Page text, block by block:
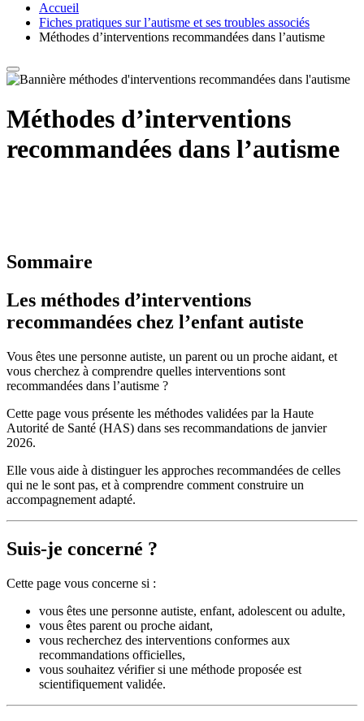
Accueil
Fiches pratiques sur l’autisme et ses troubles associés
Méthodes d’interventions recommandées dans l’autisme
Méthodes d’interventions
recommandées dans l’autisme
Sommaire
Les méthodes d’interventions
recommandées chez l’enfant autiste
Vous êtes une personne autiste, un parent ou un proche aidant, et
vous cherchez à comprendre quelles interventions sont
recommandées dans l’autisme ?
Cette page vous présente les méthodes validées par la Haute
Autorité de Santé (HAS) dans ses recommandations de janvier
2026.
Elle vous aide à distinguer les approches recommandées de celles
qui ne le sont pas, et à comprendre comment construire un
accompagnement adapté.
Suis-je concerné ?
Cette page vous concerne si :
vous êtes une personne autiste, enfant, adolescent ou adulte,
vous êtes parent ou proche aidant,
vous recherchez des interventions conformes aux
recommandations officielles,
vous souhaitez vérifier si une méthode proposée est
scientifiquement validée.